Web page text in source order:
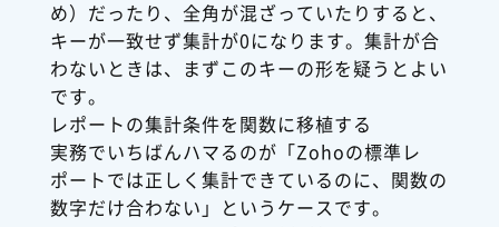
め）だったり、全角が混ざっていたりすると、
キーが一致せず集計が0になります。集計が合
わないときは、まずこのキーの形を疑うとよい
です。
レポートの集計条件を関数に移植する
実務でいちばんハマるのが「Zohoの標準レ
ポートでは正しく集計できているのに、関数の
数字だけ合わない」というケースです。